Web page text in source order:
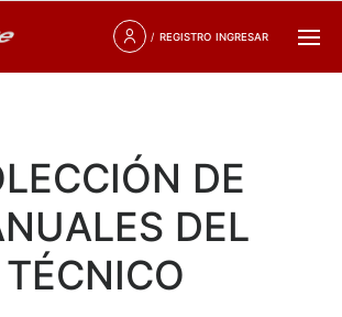
/ REGISTRO INGRESAR
DE
DEL
TÉCNICO